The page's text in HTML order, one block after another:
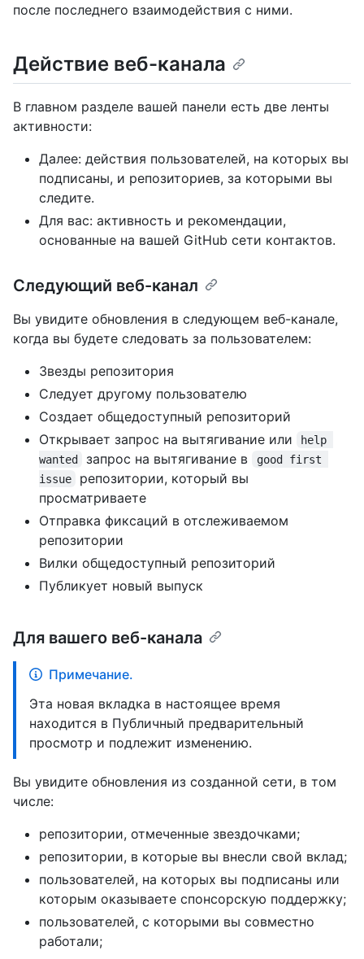
после последнего взаимодействия с ними.
Действие веб-канала
В главном разделе вашей панели есть две ленты
активности:
Далее: действия пользователей, на которых вы
подписаны, и репозиториев, за которыми вы
следите.
Для вас: активность и рекомендации,
основанные на вашей GitHub сети контактов.
Следующий веб-канал
Вы увидите обновления в следующем веб-канале,
когда вы будете следовать за пользователем:
Звезды репозитория
Следует другому пользователю
Создает общедоступный репозиторий
Открывает запрос на вытягивание или
help
wanted
запрос на вытягивание в
good first
issue
репозитории, который вы
просматриваете
Отправка фиксаций в отслеживаемом
репозитории
Вилки общедоступный репозиторий
Публикует новый выпуск
Для вашего веб-канала
Примечание.
Эта новая вкладка в настоящее время
находится в Публичный предварительный
просмотр и подлежит изменению.
Вы увидите обновления из созданной сети, в том
числе:
репозитории, отмеченные звездочками;
репозитории, в которые вы внесли свой вклад;
пользователей, на которых вы подписаны или
которым оказываете спонсорскую поддержку;
пользователей, с которыми вы совместно
работали;